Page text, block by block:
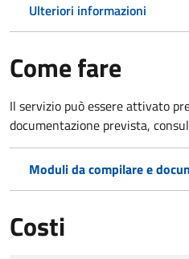
Ulteriori informazioni
Come fare
Il servizio può essere attivato
documentazione prevista,
Moduli da compilare e
Costi